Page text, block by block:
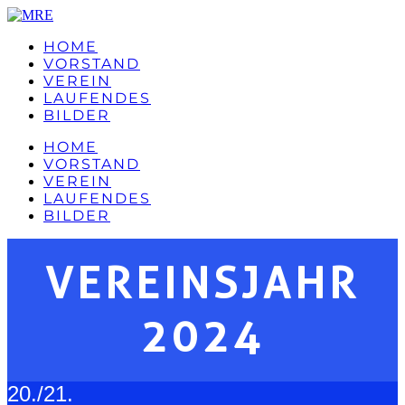
HOME
VORSTAND
VEREIN
LAUFENDES
BILDER
HOME
VORSTAND
VEREIN
LAUFENDES
BILDER
VEREINSJAHR
2024
20./21.